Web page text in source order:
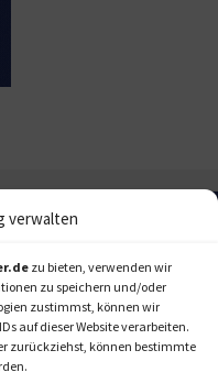
verwalten
zu bieten, verwenden wir
zu speichern und/oder
zustimmst, können wir
auf dieser Website verarbeiten.
zurückziehst, können bestimmte